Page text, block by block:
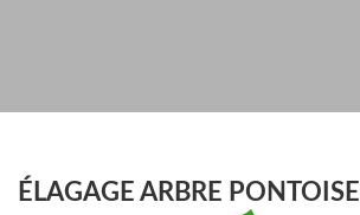
ÉLAGAGE ARBRE PONTOISE